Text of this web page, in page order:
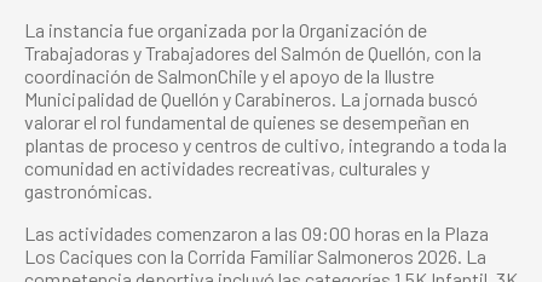
La instancia fue organizada por la Organización de
Trabajadoras y Trabajadores del Salmón de Quellón, con la
coordinación de SalmonChile y el apoyo de la Ilustre
Municipalidad de Quellón y Carabineros. La jornada buscó
valorar el rol fundamental de quienes se desempeñan en
plantas de proceso y centros de cultivo, integrando a toda la
comunidad en actividades recreativas, culturales y
gastronómicas.
Las actividades comenzaron a las 09:00 horas en la Plaza
Los Caciques con la Corrida Familiar Salmoneros 2026. La